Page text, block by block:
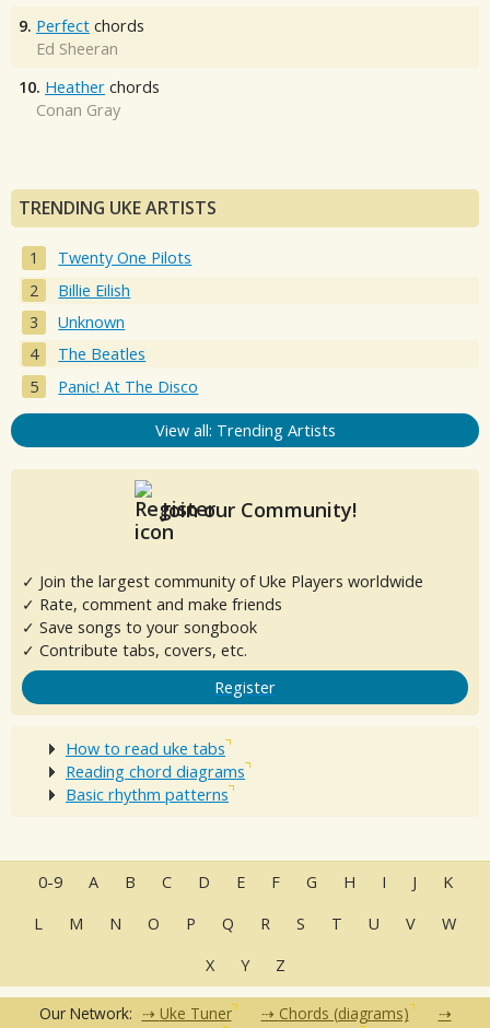
9. Perfect chords
Ed Sheeran
10. Heather chords
Conan Gray
TRENDING UKE ARTISTS
Twenty One Pilots
Billie Eilish
Unknown
The Beatles
Panic! At The Disco
View all: Trending Artists
Join our Community!
✓ Join the largest community of Uke Players worldwide
✓ Rate, comment and make friends
✓ Save songs to your songbook
✓ Contribute tabs, covers, etc.
Register
How to read uke tabs
Reading chord diagrams
Basic rhythm patterns
0-9 A B C D E F G H I J
K
L
M N O P Q R S T U V
W
X
Y Z
Our Network: Uke Tuner
Chords (diagrams)